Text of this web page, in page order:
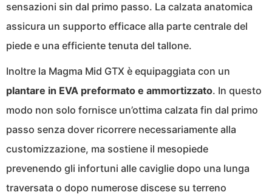
sensazioni sin dal primo passo. La calzata anatomica
assicura un supporto efficace alla parte centrale del
piede e una efficiente tenuta del tallone.
Inoltre la Magma Mid GTX è equipaggiata con un
plantare in EVA preformato e ammortizzato. In questo
modo non solo fornisce un’ottima calzata fin dal primo
passo senza dover ricorrere necessariamente alla
customizzazione, ma sostiene il mesopiede
prevenendo gli infortuni alle caviglie dopo una lunga
traversata o dopo numerose discese su terreno